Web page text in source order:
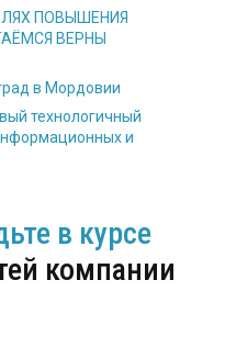
ПОВЫШЕНИЯ
ВЕРНЫ
в Мордовии
технологичный
и
в курсе
компании